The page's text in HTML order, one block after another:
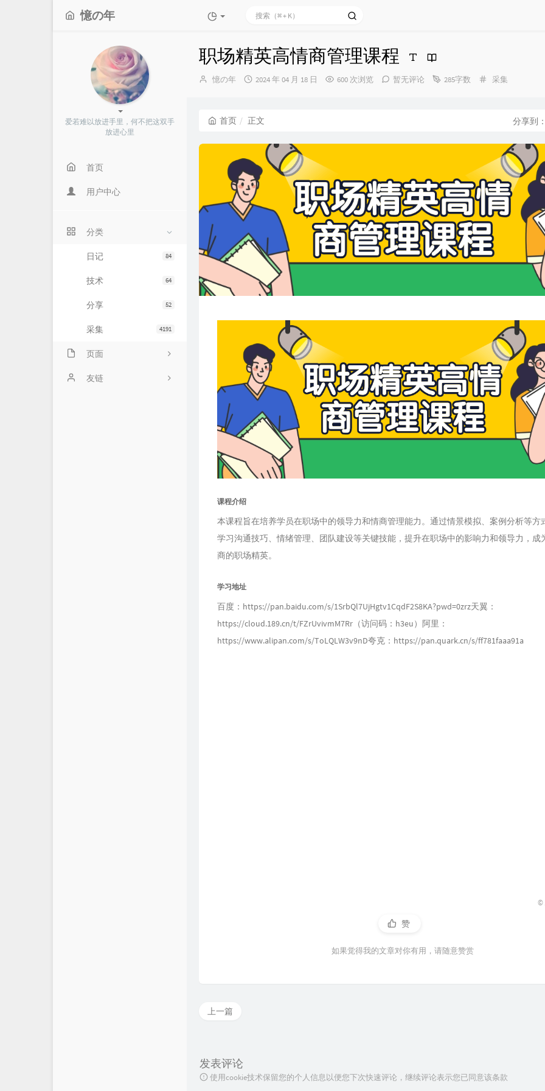
憶の年
爱若难以放进手里，何不把这双手
放进心里
首页
用户中心
分类
84
日记
64
技术
52
分享
4191
采集
页面
会员中心
友链
职场精英高情商管理课程
博
憶の年
发
2024 年 04 月 18 日 600 次浏览 暂无评论 285字数
分
采集
首页 正文 分享到
课程介绍
本课程旨在培养学员在职场中的领导力和情商管理能力。通过情景模拟、案例分析等方
学习沟通技巧、情绪管理、团队建设等关键技能，提升在职场中的影响力和领导力，成
商的职场精英。
学习地址
百度：https://pan.baidu.com/s/1SrbQl7UjHgtv1CqdF2S8KA?pwd=0zrz天翼：
https://cloud.189.cn/t/FZrUvivmM7Rr（访问码：h3eu）阿里：
https://www.alipan.com/s/ToLQLW3v9nD夸克：https://pan.quark.cn/s/ff781faaa91a
©
赞
如果觉得我的文章对你有用，请随意赞赏
上一篇
发表评论
使用cookie技术保留您的个人信息以便您下次快速评论，继续评论表示您已同意该条款